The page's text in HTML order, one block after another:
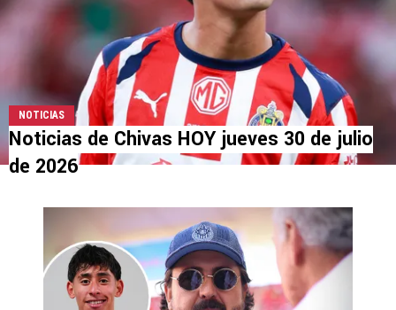
NOTICIAS
Noticias de Chivas HOY jueves 30 de julio
de 2026